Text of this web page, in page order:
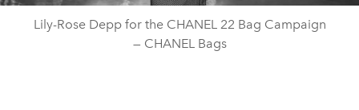
Lily-Rose Depp for the CHANEL 22 Bag Campaign
— CHANEL Bags​